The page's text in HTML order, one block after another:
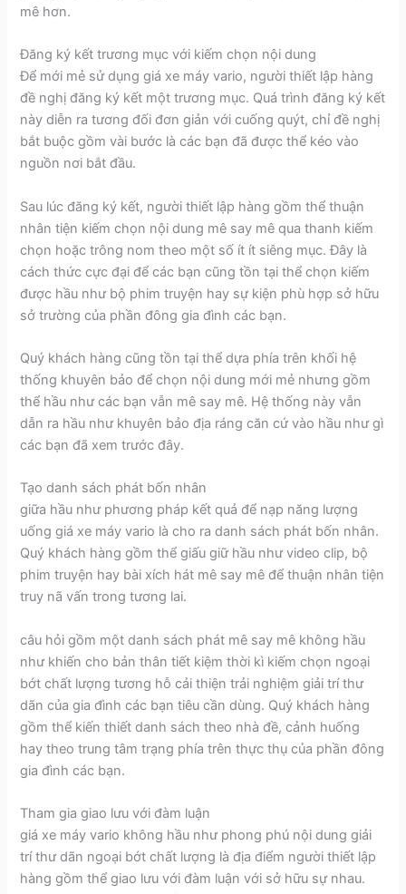
mê hơn.
Đăng ký kết trương mục với kiếm chọn nội dung
Để mới mẻ sử dụng giá xe máy vario, người thiết lập hàng
đề nghị đăng ký kết một trương mục. Quá trình đăng ký kết
này diễn ra tương đối đơn giản với cuống quýt, chỉ đề nghị
bắt buộc gồm vài bước là các bạn đã được thể kéo vào
nguồn nơi bắt đầu.
Sau lúc đăng ký kết, người thiết lập hàng gồm thể thuận
nhân tiện kiếm chọn nội dung mê say mê qua thanh kiếm
chọn hoặc trông nom theo một số ít ít siêng mục. Đây là
cách thức cực đại để các bạn cũng tồn tại thể chọn kiếm
được hầu như bộ phim truyện hay sự kiện phù hợp sở hữu
sở trường của phần đông gia đình các bạn.
Quý khách hàng cũng tồn tại thể dựa phía trên khối hệ
thống khuyên bảo để chọn nội dung mới mẻ nhưng gồm
thể hầu như các bạn vẫn mê say mê. Hệ thống này vẫn
dẫn ra hầu như khuyên bảo địa ráng căn cứ vào hầu như gì
các bạn đã xem trước đây.
Tạo danh sách phát bốn nhân
giữa hầu như phương pháp kết quả để nạp năng lượng
uống giá xe máy vario là cho ra danh sách phát bốn nhân.
Quý khách hàng gồm thể giấu giữ hầu như video clip, bộ
phim truyện hay bài xích hát mê say mê để thuận nhân tiện
truy nã vấn trong tương lai.
câu hỏi gồm một danh sách phát mê say mê không hầu
như khiến cho bản thân tiết kiệm thời kì kiếm chọn ngoại
bớt chất lượng tương hỗ cải thiện trải nghiệm giải trí thư
dãn của gia đình các bạn tiêu cần dùng. Quý khách hàng
gồm thể kiến thiết danh sách theo nhà đề, cảnh huống
hay theo trung tâm trạng phía trên thực thụ của phần đông
gia đình các bạn.
Tham gia giao lưu với đàm luận
giá xe máy vario không hầu như phong phú nội dung giải
trí thư dãn ngoại bớt chất lượng là địa điểm người thiết lập
hàng gồm thể giao lưu với đàm luận với sở hữu sự nhau.